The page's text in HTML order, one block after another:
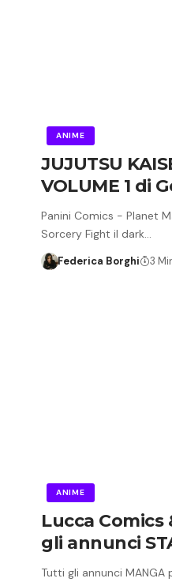
ANIME
JUJUTSU
VOLUME 1 di
Panini Comics - Planet
Sorcery Fight il dark…
Federica Borghi 3
ANIME
Lucca Comics
gli annunci
Tutti gli annunci